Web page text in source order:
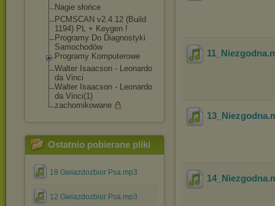
Nagie słońce
PCMSCAN v2.4.12 (Build
1194) PL + Keygen !
Programy Do Diagnostyki
Samochodów
Programy Komputerowe
Walter Isaacson - Leonardo
da Vinci
Walter Isaacson - Leonardo
da Vinci(1)
zachomikowane
Ostatnio pobierane pliki
19 Gwiazdozbior Psa.mp3
12 Gwiazdozbior Psa.mp3
11_Niezgodna
13_Niezgodna
14_Niezgodna